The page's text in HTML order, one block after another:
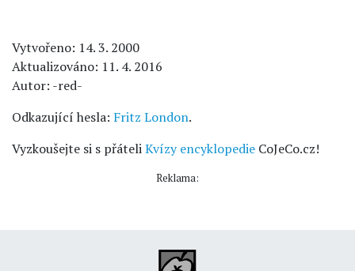
Vytvořeno: 14. 3. 2000
Aktualizováno: 11. 4. 2016
Autor: -red-
Odkazující hesla: Fritz London.
Vyzkoušejte si s přáteliKvízy encyklopedie CoJeCo.cz!
Reklama: